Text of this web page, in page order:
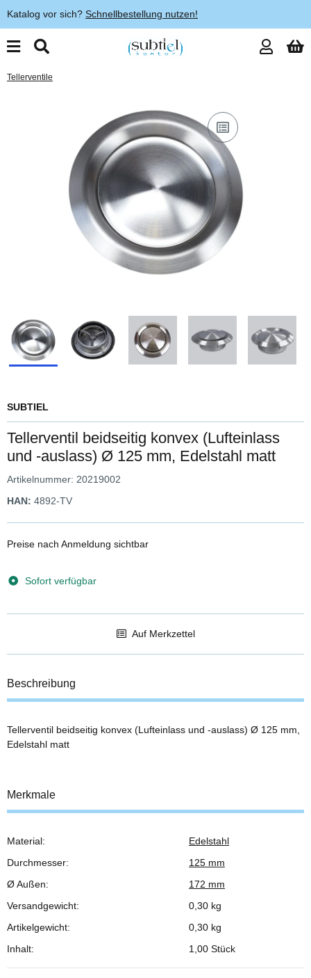
Katalog vor sich? Schnellbestellung nutzen!
Tellerventile
SUBTIEL
Tellerventil beidseitig konvex (Lufteinlass
und -auslass) Ø 125 mm, Edelstahl matt
Artikelnummer: 20219002
HAN: 4892-TV
Preise nach Anmeldung sichtbar
Sofort verfügbar
Auf Merkzettel
Beschreibung
Tellerventil beidseitig konvex (Lufteinlass und -auslass) Ø 125 mm,
Edelstahl matt
Merkmale
Produkteigenschaft
Wert
Material:
Edelstahl
Durchmesser:
125 mm
Ø Außen:
172 mm
Versandgewicht:
0,30 kg
Artikelgewicht:
0,30 kg
Inhalt:
1,00 Stück